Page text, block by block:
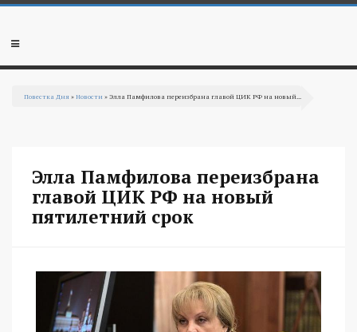
Перейти к основному содержанию
Мобильное
Повестка Дня »Новости » Элла Памфилова переизбрана главой ЦИК РФ на новый...
Элла Памфилова переизбрана
главой ЦИК РФ на новый
пятилетний срок